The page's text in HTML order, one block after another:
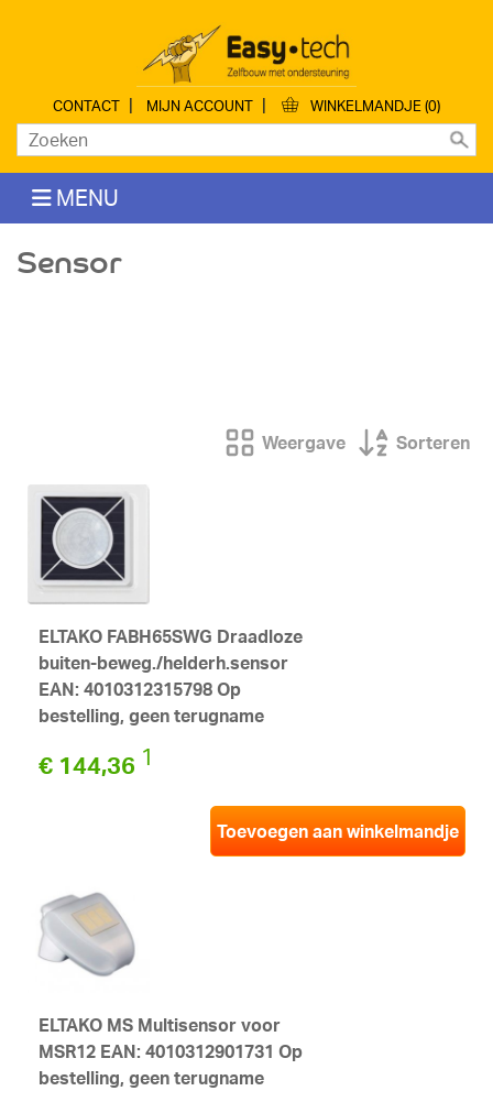
CONTACT | MIJN ACCOUNT | WINKELMANDJE (0)
MENU
Sensor
Weergave Sorteren
ELTAKO FABH65SWG Draadloze
buiten-beweg./helderh.sensor
EAN: 4010312315798 Op
bestelling, geen terugname
€ 144,36 1
Toevoegen aan winkelmandje
ELTAKO MS Multisensor voor
MSR12 EAN: 4010312901731 Op
bestelling, geen terugname